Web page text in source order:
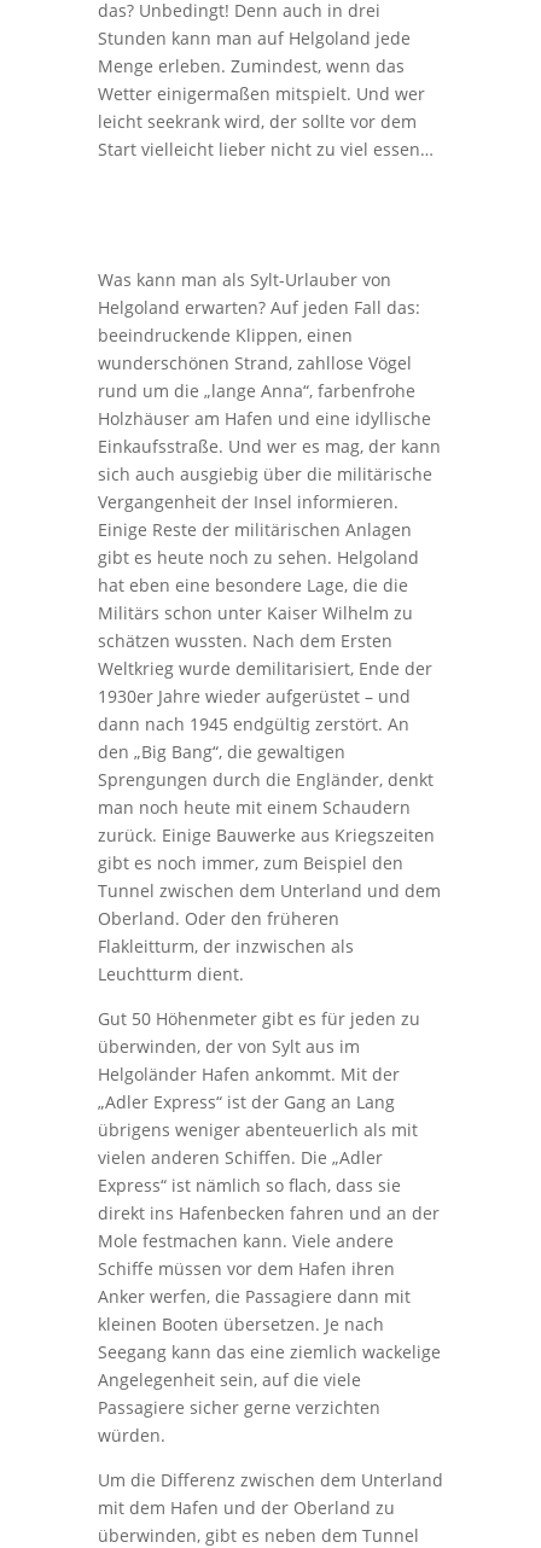
das? Unbedingt! Denn auch in drei
Stunden kann man auf Helgoland jede
Menge erleben. Zumindest, wenn das
Wetter einigermaßen mitspielt. Und wer
leicht seekrank wird, der sollte vor dem
Start vielleicht lieber nicht zu viel essen…
Was kann man als Sylt-Urlauber von
Helgoland erwarten? Auf jeden Fall das:
beeindruckende Klippen, einen
wunderschönen Strand, zahllose Vögel
rund um die „lange Anna“, farbenfrohe
Holzhäuser am Hafen und eine idyllische
Einkaufsstraße. Und wer es mag, der kann
sich auch ausgiebig über die militärische
Vergangenheit der Insel informieren.
Einige Reste der militärischen Anlagen
gibt es heute noch zu sehen. Helgoland
hat eben eine besondere Lage, die die
Militärs schon unter Kaiser Wilhelm zu
schätzen wussten. Nach dem Ersten
Weltkrieg wurde demilitarisiert, Ende der
1930er Jahre wieder aufgerüstet – und
dann nach 1945 endgültig zerstört. An
den „Big Bang“, die gewaltigen
Sprengungen durch die Engländer, denkt
man noch heute mit einem Schaudern
zurück. Einige Bauwerke aus Kriegszeiten
gibt es noch immer, zum Beispiel den
Tunnel zwischen dem Unterland und dem
Oberland. Oder den früheren
Flakleitturm, der inzwischen als
Leuchtturm dient.
Gut 50 Höhenmeter gibt es für jeden zu
überwinden, der von Sylt aus im
Helgoländer Hafen ankommt. Mit der
„Adler Express“ ist der Gang an Lang
übrigens weniger abenteuerlich als mit
vielen anderen Schiffen. Die „Adler
Express“ ist nämlich so flach, dass sie
direkt ins Hafenbecken fahren und an der
Mole festmachen kann. Viele andere
Schiffe müssen vor dem Hafen ihren
Anker werfen, die Passagiere dann mit
kleinen Booten übersetzen. Je nach
Seegang kann das eine ziemlich wackelige
Angelegenheit sein, auf die viele
Passagiere sicher gerne verzichten
würden.
Um die Differenz zwischen dem Unterland
mit dem Hafen und der Oberland zu
überwinden, gibt es neben dem Tunnel